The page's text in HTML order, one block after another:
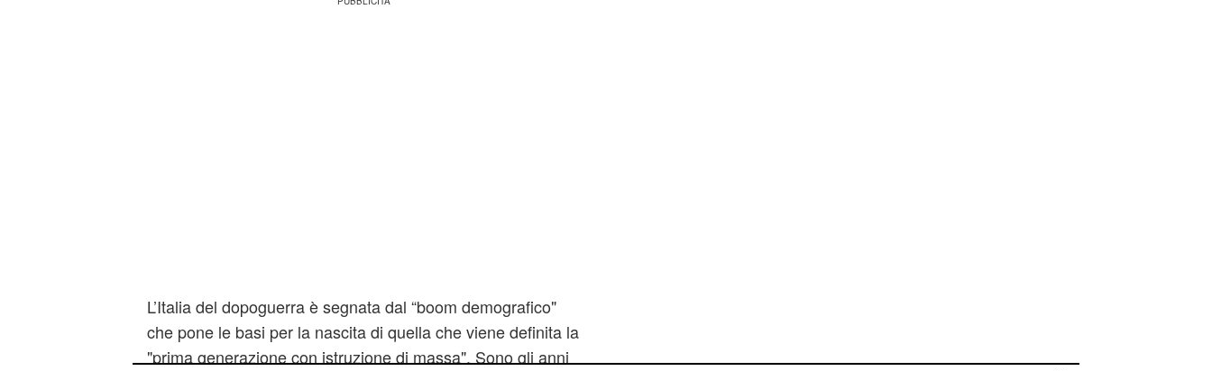
L’Italia del dopoguerra è segnata dal “boom demografico"
che pone le basi per la nascita di quella che viene definita la
"prima generazione con istruzione di massa". Sono gli anni